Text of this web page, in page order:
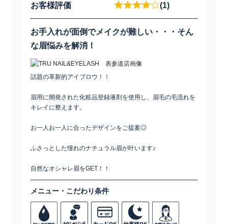
お客様評価 (1)
お手入れが面倒でメイクが難しい・・・そん
な眉悩みを解消！
話題の革新的アイブロウ！！
眉用に開発された化粧品登録液剤を使用し、眉毛の毛流れを
キレイに整えます。
お一人お一人に合ったデザインをご提案◎
ふさっとした憧れのナチュラル眉が叶います♪
自然なオシャレ眉をGET！！
メニュー・こだわり条件